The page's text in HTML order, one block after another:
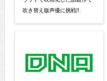
吹き替え版声優に挑戦!!